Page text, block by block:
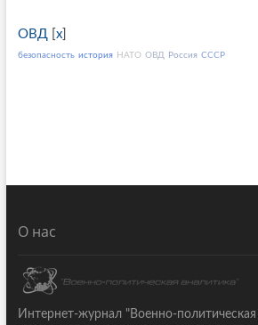
ОВД x]
безопасность история НАТО ОВД Россия СССР
О нас
Интернет-журнал "Военно-политическая